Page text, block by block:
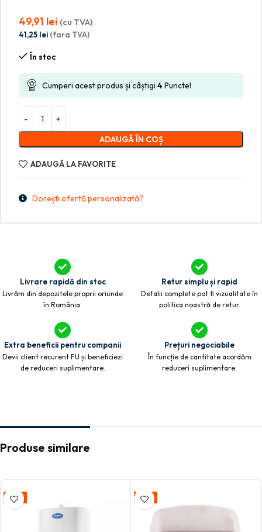
49,91 lei (cu TVA)
41,25 lei (fara TVA)
În stoc
Cumperi acest produs și câștigi 4Puncte!
ADAUGĂ ÎN COȘ
ADAUGĂ LA FAVORITE
Dorești ofertă personalizată?
Livrare rapidă din stoc
Livrăm din depozitele proprii oriunde
în România.
Retur simplu și rapid
Detalii complete pot fi vizualitate în
politica noastră de retur.
Extra beneficii pentru companii
Devii client recurent FU și beneficiezi
de reduceri suplimentare.
Prețuri negociabile
În funcție de cantitate acordăm
reduceri suplimentare.
Produse similare
-35% -13%